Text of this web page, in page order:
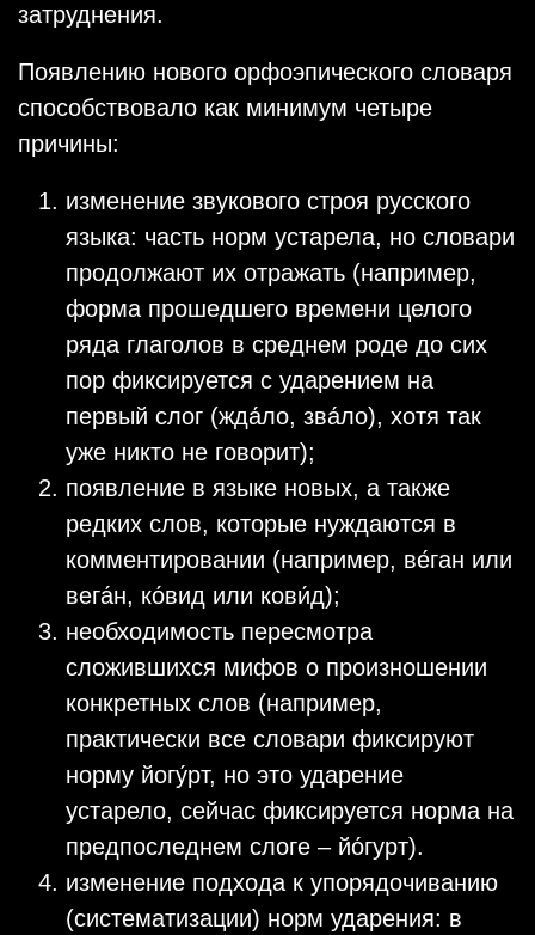
затруднения.
Появлению нового орфоэпического словаря
способствовало как минимум четыре
причины:
изменение звукового строя русского
языка: часть норм устарела, но словари
продолжают их отражать (например,
форма прошедшего времени целого
ряда глаголов в среднем роде до сих
пор фиксируется с ударением на
первый слог (жда́ло, зва́ло), хотя так
уже никто не говорит);
появление в языке новых, а также
редких слов, которые нуждаются в
комментировании (например, ве́ган или
вега́н, ко́вид или кови́д);
необходимость пересмотра
сложившихся мифов о произношении
конкретных слов (например,
практически все словари фиксируют
норму йогу́рт, но это ударение
устарело, сейчас фиксируется норма на
предпоследнем слоге – йо́гурт).
изменение подхода к упорядочиванию
(систематизации) норм ударения: в